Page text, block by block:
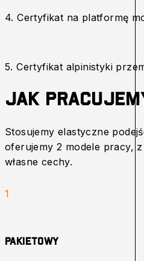
4. Certyfikat na platformę
5. Certyfikat alpinistyki
Jak
Stosujemy elastyczne
oferujemy 2 modele pracy,
własne cechy.
1
Pakietowy